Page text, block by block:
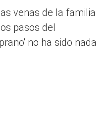
venas de la familia
pasos del
no ha sido nada